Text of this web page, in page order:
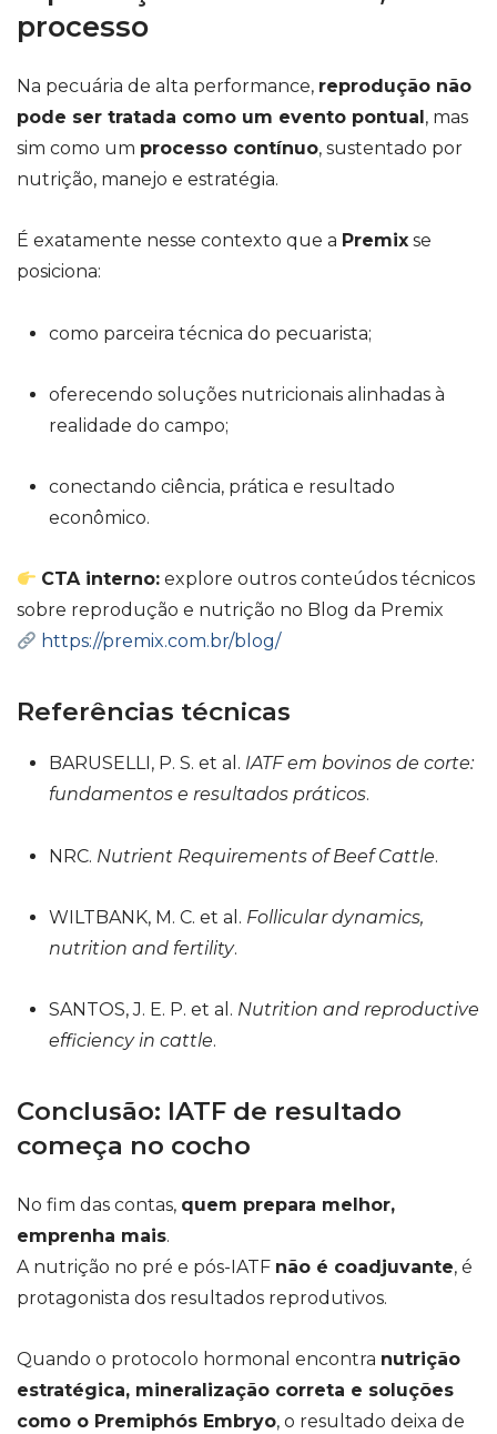
processo
Na pecuária de alta performance, reprodução não
pode ser tratada como um evento pontual , mas
sim como um processo contínuo, sustentado por
nutrição, manejo e estratégia.
É exatamente nesse contexto que a Premix se
posiciona:
como parceira técnica do pecuarista;
oferecendo soluções nutricionais alinhadas à
realidade do campo;
conectando ciência, prática e resultado
econômico.
CTA interno: explore outros conteúdos técnicos
sobre reprodução e nutrição no Blog da Premix
https://premix.com.br/blog/
Referências técnicas
BARUSELLI, P. S. et al. IATF em bovinos de corte:
fundamentos e resultados práticos.
NRC. Nutrient Requirements of Beef Cattle.
WILTBANK, M. C. et al. Follicular dynamics,
nutrition and fertility.
SANTOS, J. E. P. et al. Nutrition and reproductive
efficiency in cattle.
Conclusão: IATF de resultado
começa no cocho
No fim das contas, quem prepara melhor,
emprenha mais.
A nutrição no pré e pós-IATF não é coadjuvante, é
protagonista dos resultados reprodutivos.
Quando o protocolo hormonal encontra nutrição
estratégica, mineralização correta e soluções
como o Premiphós Embryo, o resultado deixa de